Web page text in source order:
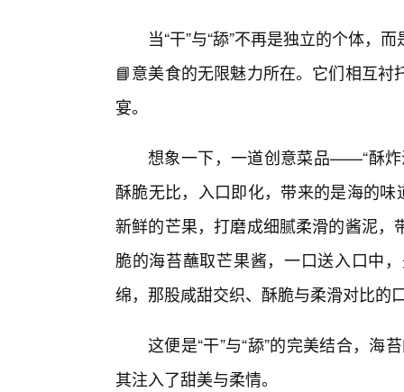
当“干”与“舔”不再是独立的个体，
📘意美食的无限魅力所在。它们相互
宴。
想象一下，一道创意菜品——“酥炸
酥脆无比，入口即化，带来的是海的
新鲜的芒果，打磨成细腻柔滑的酱泥
脆的海苔蘸取芒果酱，一口送入口中
绵，那股咸甜交织、酥脆与柔滑对比的
这便是“干”与“舔”的完美结合，海
其注入了甜美与柔情。